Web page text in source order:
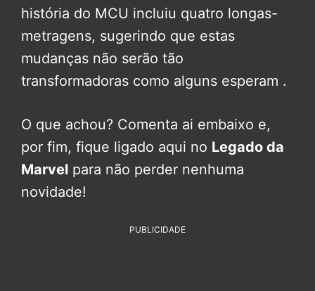
história do MCU incluiu quatro longas-
metragens, sugerindo que estas
mudanças não serão tão
transformadoras como alguns esperam .
O que achou? Comenta ai embaixo e,
por fim, fique ligado aqui no Legado da
Marvel para não perder nenhuma
novidade!
PUBLICIDADE